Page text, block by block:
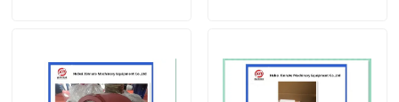
O nas